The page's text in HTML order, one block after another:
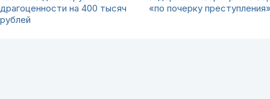
драгоценности на 400 тысяч
рублей
«по почерку